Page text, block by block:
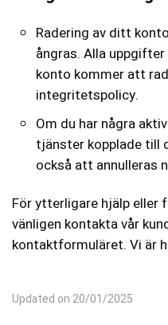
Radering av ditt
ångras. Alla
konto kommer att
integritetspolicy.
Om du har några
tjänster kopplade till
också att annulleras
För ytterligare hjälp eller
vänligen kontakta vår
kontaktformuläret. Vi är
Updated on 20/01/2025